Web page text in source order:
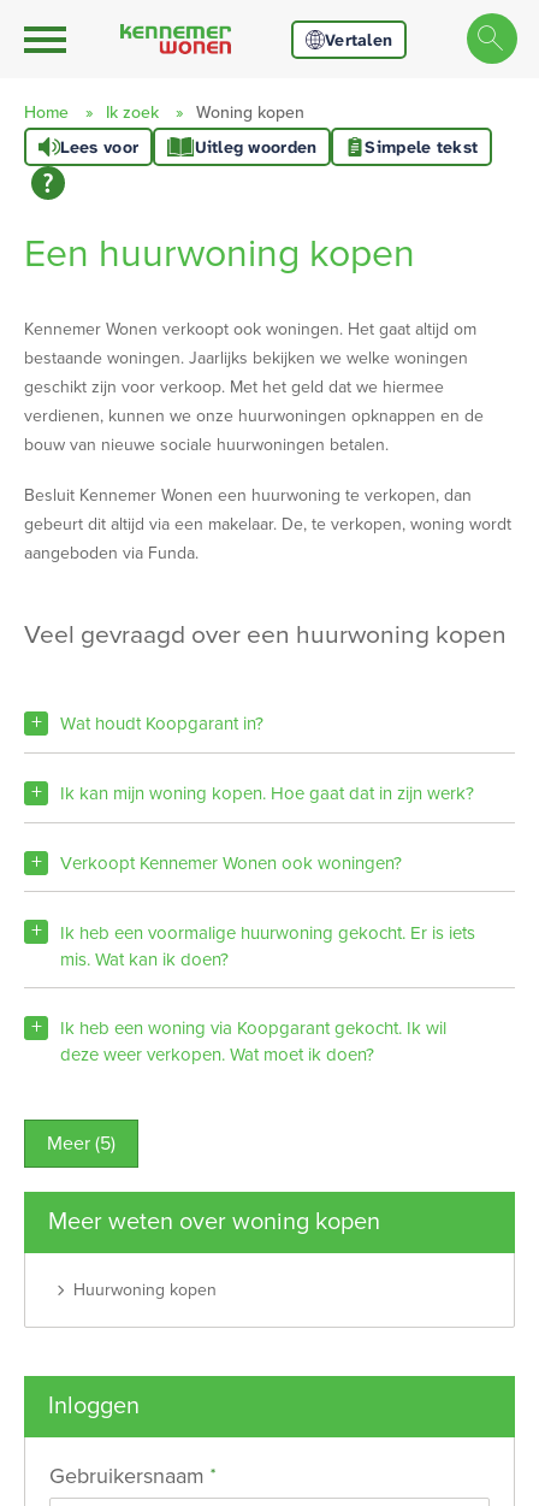
Naar hoofdinhoud
Naar hoofdnavigatiemenu
Naar zoeken
Naar de homepage
Ga naar Hoofd Vertalen
Home Ik zoek Woning kopen
Lees voor Uitleg woorden Simpele tekst
Een huurwoning kopen
Kennemer Wonen verkoopt ook woningen. Het gaat altijd om
bestaande woningen. Jaarlijks bekijken we welke woningen
geschikt zijn voor verkoop. Met het geld dat we hiermee
verdienen, kunnen we onze huurwoningen opknappen en de
bouw van nieuwe sociale huurwoningen betalen.
Besluit Kennemer Wonen een huurwoning te verkopen, dan
gebeurt dit altijd via een makelaar. De, te verkopen, woning wordt
aangeboden via Funda.
veel gevraagd over een huurwoning kopen
Wat houdt Koopgarant in?
Ik kan mijn woning kopen. Hoe gaat dat in zijn werk?
Verkoopt Kennemer Wonen ook woningen?
Ik heb een voormalige huurwoning gekocht. Er is iets
mis. Wat kan ik doen?
Ik heb een woning via Koopgarant gekocht. Ik wil
deze weer verkopen. Wat moet ik doen?
Meer (5)
Meer weten over woning kopen
Huurwoning kopen
Inloggen
Gebruikersnaam *